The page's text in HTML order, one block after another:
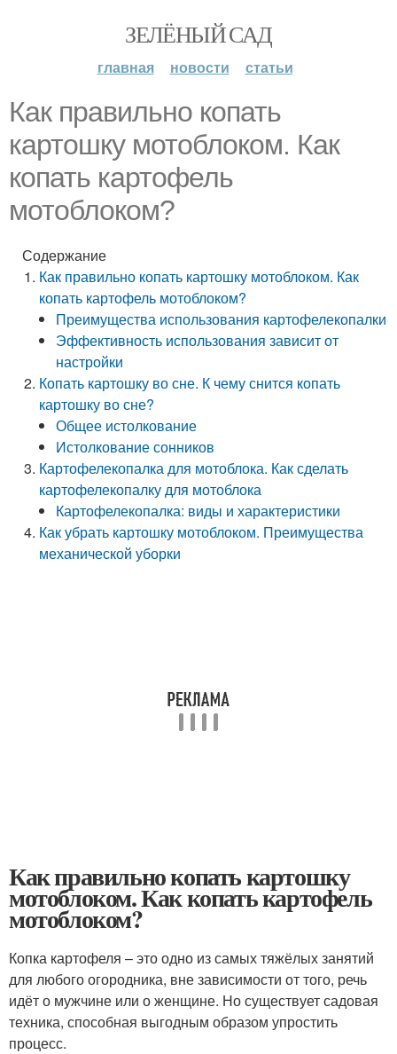
ЗЕЛЁНЫЙ САД
главная новости статьи
Как правильно копать
картошку мотоблоком. Как
копать картофель
мотоблоком?
Содержание
Как правильно копать картошку мотоблоком. Как
копать картофель мотоблоком?
Преимущества использования картофелекопалки
Эффективность использования зависит от
настройки
Копать картошку во сне. К чему снится копать
картошку во сне?
Общее истолкование
Истолкование сонников
Картофелекопалка для мотоблока. Как сделать
картофелекопалку для мотоблока
Картофелекопалка: виды и характеристики
Как убрать картошку мотоблоком. Преимущества
механической уборки
Как правильно копать картошку
мотоблоком. Как копать картофель
мотоблоком?
Копка картофеля – это одно из самых тяжёлых занятий
для любого огородника, вне зависимости от того, речь
идёт о мужчине или о женщине. Но существует садовая
техника, способная выгодным образом упростить
процесс.